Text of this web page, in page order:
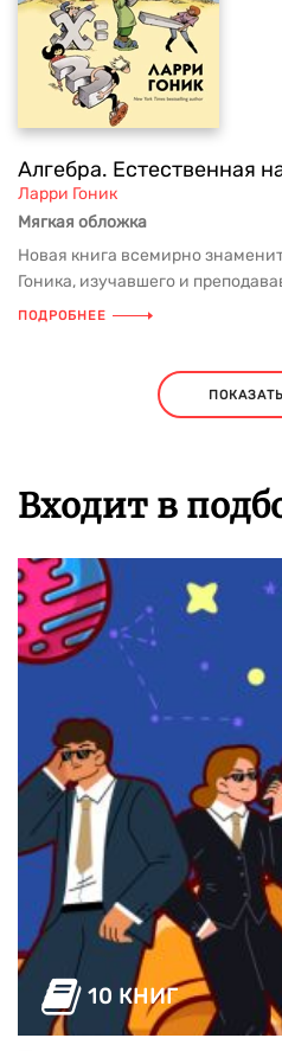
Алгебра. Естественная
Ларри Гоник
Мягкая обложка
Новая книга всемирно
Гоника, изучавшего и
ПОДРОБНЕЕ
Входит в
10 КНИГ